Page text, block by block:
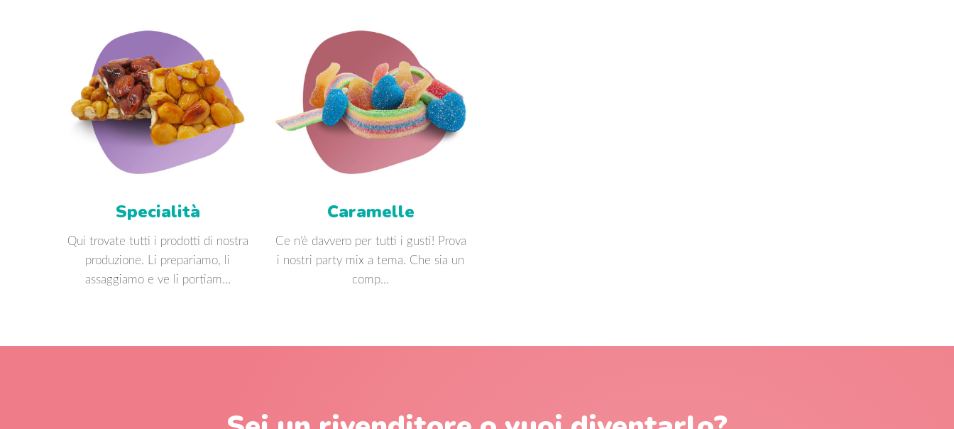
Specialità
Qui trovate tutti i prodotti di nostra
produzione. Li prepariamo, li
assaggiamo e ve li portiam…
Caramelle
Ce n’è davvero per tutti i gusti! Prova
i nostri party mix a tema. Che sia un
comp…